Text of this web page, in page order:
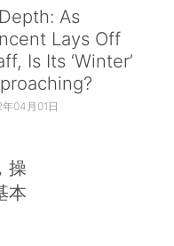
As
Lays Off
Is Its ‘Winter’
04月01日
操
本